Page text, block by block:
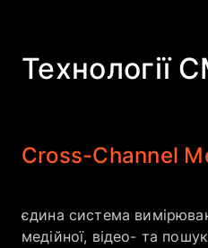
Технології
Cross-Channel
єдина система
медійної, відео- та